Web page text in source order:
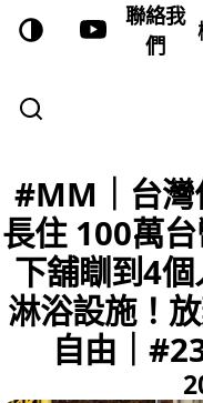
聯絡我
們
#MM｜台灣
長住 100萬
下舖瞓到4
淋浴設施！
自由｜